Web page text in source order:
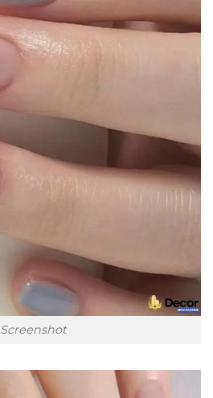
Screenshot